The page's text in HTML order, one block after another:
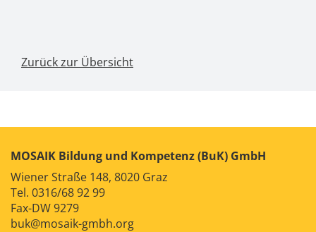
Zurück zur Übersicht
MOSAIK Bildung und Kompetenz (BuK) GmbH
Wiener Straße 148, 8020 Graz
Tel. 0316/68 92 99
Fax-DW 9279
buk@mosaik-gmbh.org